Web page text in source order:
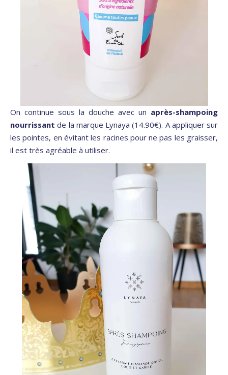
On continue sous la douche avec un après-shampoing
nourrissantde la marque Lynaya (14.90€). A appliquer sur
les pointes, en évitant les racines pour ne pas les graisser,
il est très agréable à utiliser.